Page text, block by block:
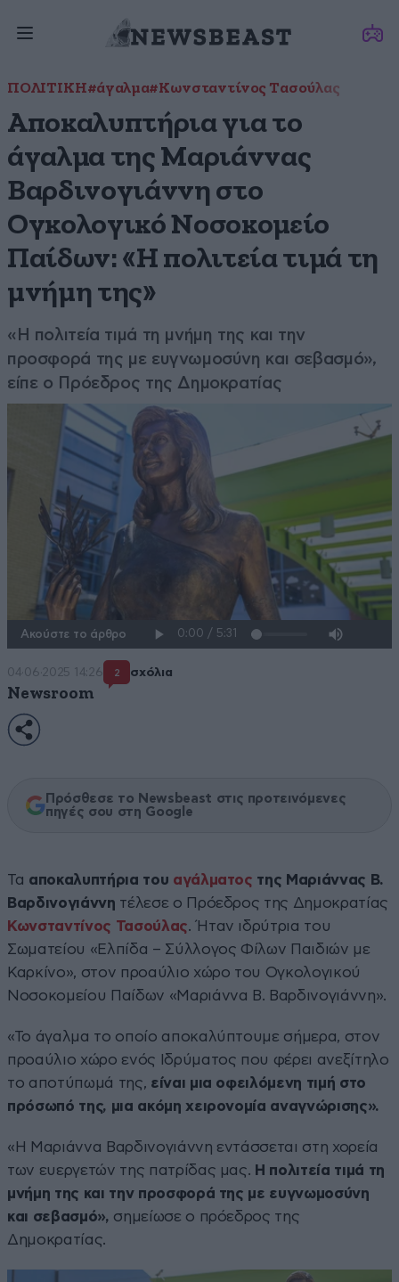
ΠΟΛΙΤΙΚΗ#άγαλμα#Κωνσταντίνος Τασούλας
Αποκαλυπτήρια για το
άγαλμα της Μαριάννας
Βαρδινογιάννη στο
Ογκολογικό Νοσοκομείο
Παίδων: «Η πολιτεία τιμά τη
μνήμη της»
«Η πολιτεία τιμά τη μνήμη της και την
προσφορά της με ευγνωμοσύνη και σεβασμό»,
είπε ο Πρόεδρος της Δημοκρατίας
Ακούστε το άρθρο
04·06·2025 14:26 2 σχόλια
Newsroom
Πρόσθεσε το Newsbeast στις προτεινόμενες
πηγές σου στη Google
Τα αποκαλυπτήρια του αγάλματος της Μαριάννας Β.
Βαρδινογιάννη τέλεσε ο Πρόεδρος της Δημοκρατίας
Κωνσταντίνος Τασούλας. Ήταν ιδρύτρια του
Σωματείου «Ελπίδα – Σύλλογος Φίλων Παιδιών με
Καρκίνο», στον προαύλιο χώρο του Ογκολογικού
Νοσοκομείου Παίδων «Μαριάννα Β. Βαρδινογιάννη».
«Το άγαλμα το οποίο αποκαλύπτουμε σήμερα, στον
προαύλιο χώρο ενός Ιδρύματος που φέρει ανεξίτηλο
το αποτύπωμά της, είναι μια οφειλόμενη τιμή στο
πρόσωπό της, μια ακόμη χειρονομία αναγνώρισης».
«Η Μαριάννα Βαρδινογιάννη εντάσσεται στη χορεία
των ευεργετών της πατρίδας μας. Η πολιτεία τιμά τη
μνήμη της και την προσφορά της με ευγνωμοσύνη
και σεβασμό», σημείωσε ο πρόεδρος της
Δημοκρατίας.